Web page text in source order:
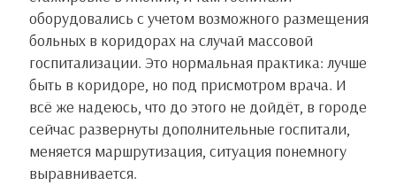
оборудовались с учетом возможного размещения
больных в коридорах на случай массовой
госпитализации. Это нормальная практика: лучше
быть в коридоре, но под присмотром врача. И
всё же надеюсь, что до этого не дойдёт, в городе
сейчас развернуты дополнительные госпитали,
меняется маршрутизация, ситуация понемногу
выравнивается.